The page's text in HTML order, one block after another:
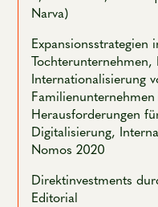
Narva)
Expansionsstrategien
Internationalisierung
Herausforderungen
Digitalisierung,
Nomos 2020
Direktinvestments
Editorial